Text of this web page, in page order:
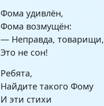
Фома удивлён,
Фома возмущён:
— Неправда, товарищи,
Это не сон!
Ребята,
Найдите такого Фому
И эти стихи